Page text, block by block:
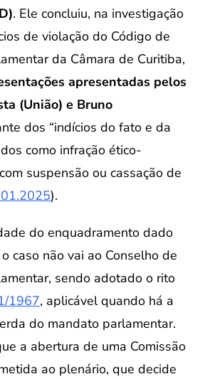
. Ele concluiu, na investigação
de violação do Código de
da Câmara de Curitiba,
apresentadas pelos
(União) e Bruno
dos “indícios do fato e da
como infração ético-
suspensão ou cassação de
).
do enquadramento dado
caso não vai ao Conselho de
sendo adotado o rito
1967, aplicável quando há a
do mandato parlamentar.
a abertura de uma Comissão
ao plenário, que decide